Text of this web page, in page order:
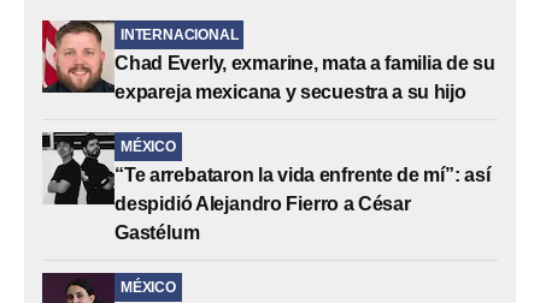
INTERNACIONAL
Chad Everly, exmarine, mata a familia de su
expareja mexicana y secuestra a su hijo
MÉXICO
“Te arrebataron la vida enfrente de mí”: así
despidió Alejandro Fierro a César
Gastélum
MÉXICO